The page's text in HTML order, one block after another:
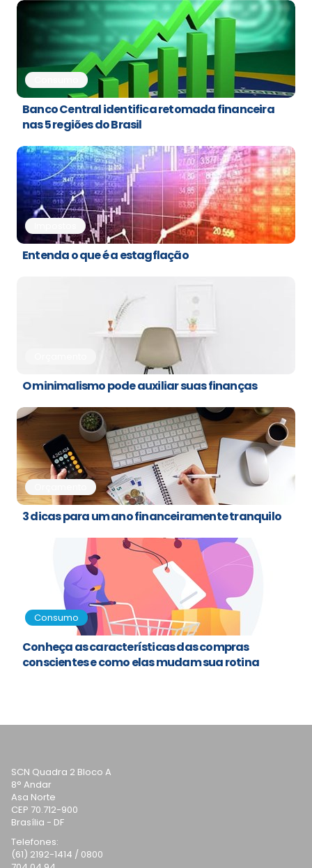
Banco Central identifica retomada financeira
nas 5 regiões do Brasil
Entenda o que é a estagflação
O minimalismo pode auxiliar suas finanças
3 dicas para um ano financeiramente tranquilo
Consumo
Conheça as características das compras
conscientes e como elas mudam sua rotina
SCN Quadra 2 Bloco A
8° Andar
Asa Norte
CEP 70.712-900
Brasília - DF
Telefones:
(61) 2192-1414 / 0800